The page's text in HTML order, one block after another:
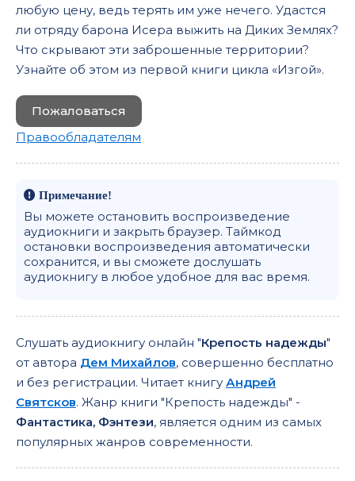
любую цену, ведь терять им уже нечего. Удастся
ли отряду барона Исера выжить на Диких Землях?
Что скрывают эти заброшенные территории?
Узнайте об этом из первой книги цикла «Изгой».
Пожаловаться
Правообладателям
Примечание!
Вы можете остановить воспроизведение
аудиокниги и закрыть браузер. Таймкод
остановки воспроизведения автоматически
сохранится, и вы сможете дослушать
аудиокнигу в любое удобное для вас время.
Слушать аудиокнигу онлайн "Крепость надежды"
от автора Дем Михайлов, совершенно бесплатно
и без регистрации. Читает книгу Андрей
Святсков. Жанр книги "Крепость надежды" -
Фантастика, Фэнтези, является одним из самых
популярных жанров современности.